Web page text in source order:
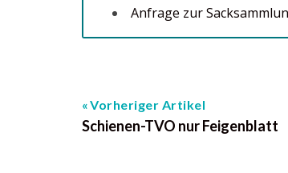
Anfrage zur
Vorheriger Artikel
Schienen-TVO nur Feigenblatt